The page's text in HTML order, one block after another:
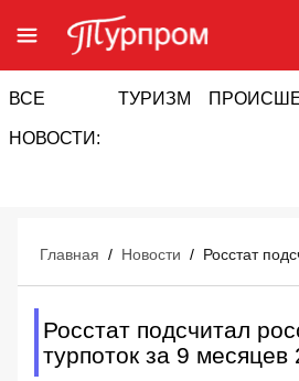
ВСЕ
НОВОСТИ:
ТУРИЗМ
Главная / Новости /
Росстат подсчитал
турпоток за 9 месяцев